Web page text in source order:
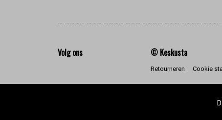
Volg ons © Keskusta
Retourneren Cookie